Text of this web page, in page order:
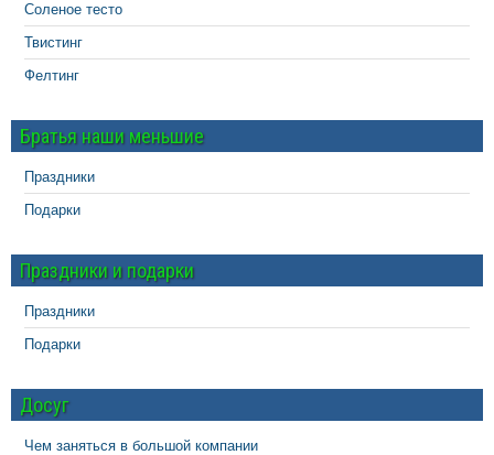
Соленое тесто
Твистинг
Фелтинг
Братья наши меньшие
Праздники
Подарки
Праздники и подарки
Праздники
Подарки
Досуг
Чем заняться в большой компании